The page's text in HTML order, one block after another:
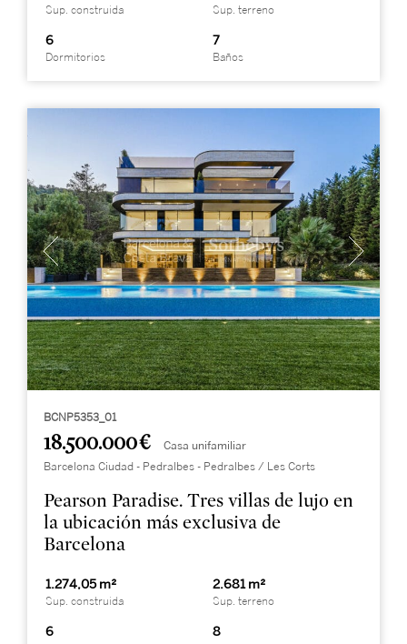
Sup. construida Sup. terreno
6
Dormitorios
7
Baños
BCNP5353_01
18.500.000 € Casa unifamiliar
Barcelona Ciudad - Pedralbes - Pedralbes / Les Corts
Pearson Paradise. Tres villas de lujo en
la ubicación más exclusiva de
Barcelona
1.274,05 m²
Sup. construida
2.681 m²
Sup. terreno
6 8